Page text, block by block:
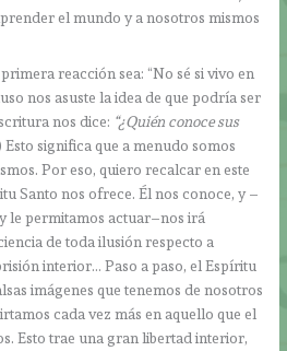
el mundo y a nosotros mismos
reacción sea: “No sé si vivo en
nos asuste la idea de que podría ser
nos dice: “¿Quién conoce sus
Esto significa que a menudo somos
Por eso, quiero recalcar en este
Santo nos ofrece. Él nos conoce, y –
le permitamos actuar–nos irá
de toda ilusión respecto a
interior… Paso a paso, el Espíritu
imágenes que tenemos de nosotros
cada vez más en aquello que el
Esto trae una gran libertad interior,